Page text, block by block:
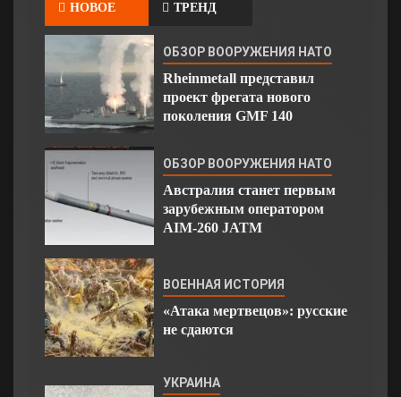
НОВОЕ ТРЕНД
ОБЗОР ВООРУЖЕНИЯ НАТО
Rheinmetall представил
проект фрегата нового
поколения GMF 140
ОБЗОР ВООРУЖЕНИЯ НАТО
Австралия станет первым
зарубежным оператором
AIM-260 JATM
ВОЕННАЯ ИСТОРИЯ
«Атака мертвецов»: русские
не сдаются
УКРАИНА